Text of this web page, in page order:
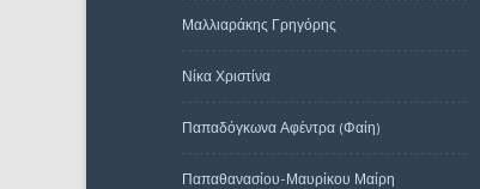
Μαλλιαράκης Γρηγόρης
Νίκα Χριστίνα
Παπαδόγκωνα Αφέντρα (Φαίη)
Παπαθανασίου-Μαυρίκου Μαίρη